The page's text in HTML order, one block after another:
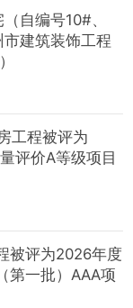
自编号10#、
建筑装饰工程
工程被评为
评价A等级项目
被评为2026年度
第一批）AAA项